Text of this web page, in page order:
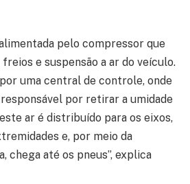
pelo compressor que
e suspensão a ar do veículo.
uma central de controle, onde
por retirar a umidade
ar é distribuído para os eixos,
e, por meio da
chega até os pneus”, explica